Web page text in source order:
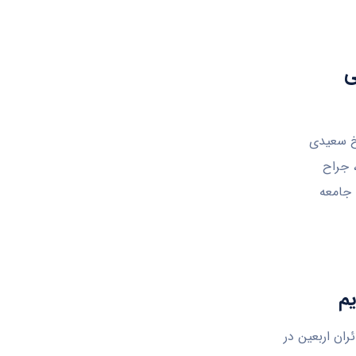
سعیدی
جراح
جامعه
و ۶۵۰ هزار خدمت به زائران اربعین در